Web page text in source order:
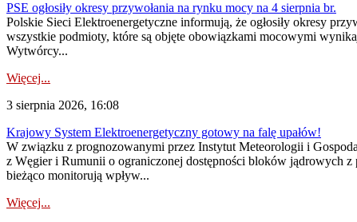
PSE ogłosiły okresy przywołania na rynku mocy na 4 sierpnia br.
Polskie Sieci Elektroenergetyczne informują, że ogłosiły okresy
wszystkie podmioty, które są objęte obowiązkami mocowymi
Wytwórcy...
Więcej...
3 sierpnia 2026, 16:08
Krajowy System Elektroenergetyczny gotowy na falę upałów!
W związku z prognozowanymi przez Instytut Meteorologii i
z Węgier i Rumunii o ograniczonej dostępności bloków jądrowych
bieżąco monitorują wpływ...
Więcej...